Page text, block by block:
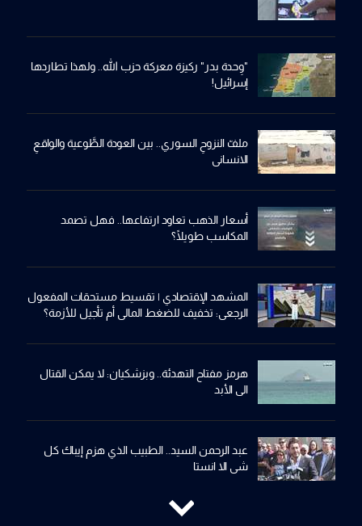
"وِحدة بدر" ركيزة معركة حزب الله.. ولهذا تطاردها
إسرائيل!
ملفّ النزوحِ السوري.. بين العودة الطَّوعية والواقعِ
الانساني
أسعار الذهب تعاود ارتفاعها.. فهل تصمد
المكاسب طويلًا؟
المشهد الإقتصادي | تقسيط مستحقات المفعول
الرجعي: تخفيف للضغط المالي أم تأجيل للأزمة؟
هرمز مفتاح التهدئة.. وبزشكيان: لا يمكن القتال
الى الأبد
عبد الرحمن السيد.. الطبيب الذي هزم إيباك كل
شي الا انستا